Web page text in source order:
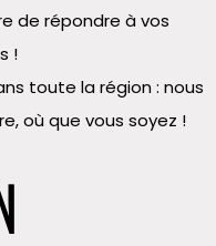
de répondre à vos
!
toute la région : nous
où que vous soyez !